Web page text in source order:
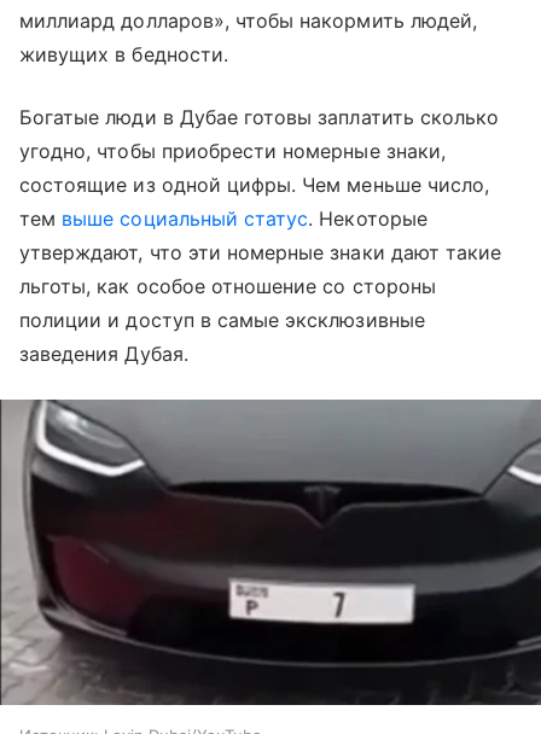
миллиард долларов», чтобы накормить людей,
живущих в бедности.
Богатые люди в Дубае готовы заплатить сколько
угодно, чтобы приобрести номерные знаки,
состоящие из одной цифры. Чем меньше число,
тем выше социальный статус. Некоторые
утверждают, что эти номерные знаки дают такие
льготы, как особое отношение со стороны
полиции и доступ в самые эксклюзивные
заведения Дубая.